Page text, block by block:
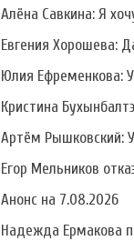
Фото Сергея
Худякова
Алёна Савкина: Я
Евгения Хорошева:
Юлия Ефременкова: У
Кристина
Артём Рышковский:
Егор Мельников
Анонс на 7.08.2026
Надежда Ермакова